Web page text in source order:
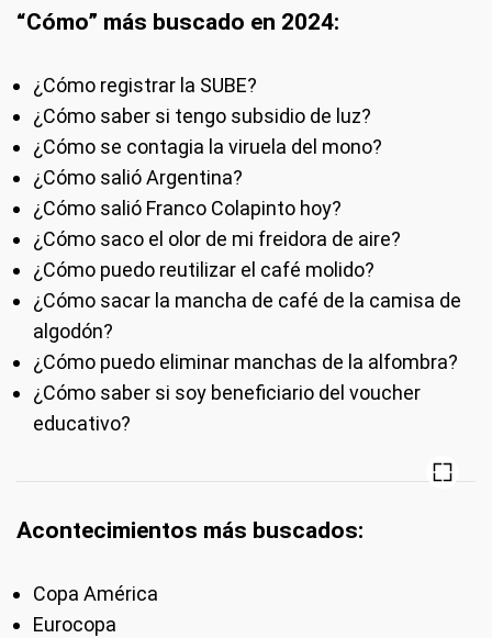
“Cómo” más buscado en 2024:
¿Cómo registrar la SUBE?
¿Cómo saber si tengo subsidio de luz?
¿Cómo se contagia la viruela del mono?
¿Cómo salió Argentina?
¿Cómo salió Franco Colapinto hoy?
¿Cómo saco el olor de mi freidora de aire?
¿Cómo puedo reutilizar el café molido?
¿Cómo sacar la mancha de café de la camisa de
algodón?
¿Cómo puedo eliminar manchas de la alfombra?
¿Cómo saber si soy beneficiario del voucher
educativo?
Acontecimientos más buscados:
Copa América
Eurocopa